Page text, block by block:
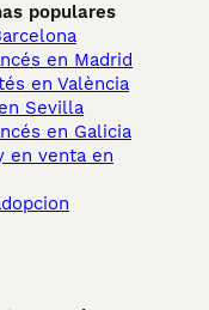
populares
en Madrid
en València
Sevilla
en Galicia
en venta en